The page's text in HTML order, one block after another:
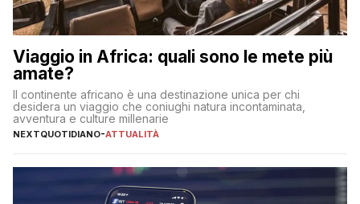
Viaggio in Africa: quali sono le mete più
amate?
Il continente africano è una destinazione unica per chi
desidera un viaggio che coniughi natura incontaminata,
avventura e culture millenarie
NEXTQUOTIDIANO-ATTUALITÀ